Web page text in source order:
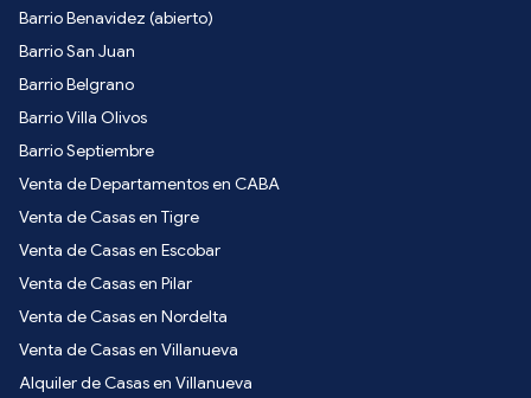
Barrio Benavidez (abierto)
Barrio San Juan
Barrio Belgrano
Barrio Villa Olivos
Barrio Septiembre
Venta de Departamentos en CABA
Venta de Casas en Tigre
Venta de Casas en Escobar
Venta de Casas en Pilar
Venta de Casas en Nordelta
Venta de Casas en Villanueva
Alquiler de Casas en Villanueva